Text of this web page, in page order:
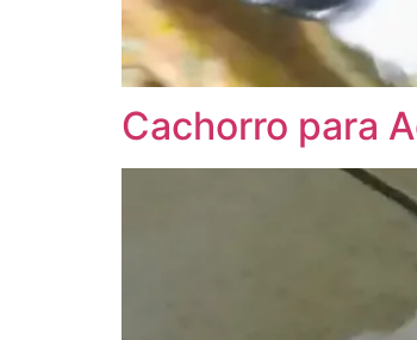
Cachorro para